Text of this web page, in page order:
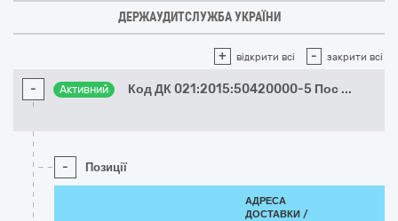
ДЕРЖАУДИТСЛУЖБА УКРАЇНИ
+ відкрити всі - закрити всі
- Активний Код ДК 021:2015:50420000-5 Пос ...
- Позиції
АДРЕСА
ДОСТАВКИ /